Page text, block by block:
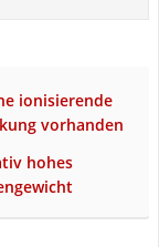
ionisierende
vorhanden
hohes